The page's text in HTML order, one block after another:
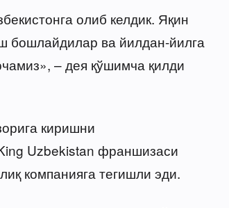
олиб келдик. Яқин
бошлайдилар ва йилдан-йилга
– дея қўшимча қилди
киришни
Uzbekistan франшизаси
компанияга тегишли эди.